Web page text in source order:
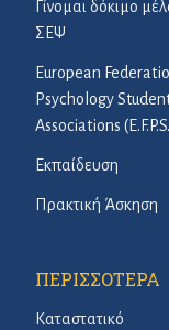
Γίνομαι δόκιμο
ΣΕΨ
European
Psychology
Associations
Εκπαίδευση
Πρακτική Άσκηση
ΠΕΡΙΣΣΟΤΕΡΑ
Καταστατικό